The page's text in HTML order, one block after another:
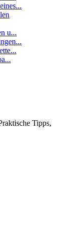
u...
Tipps,